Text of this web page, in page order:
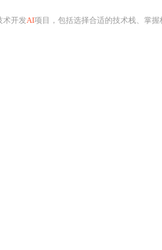
术开发AI项目，包括选择合适的技术栈、掌